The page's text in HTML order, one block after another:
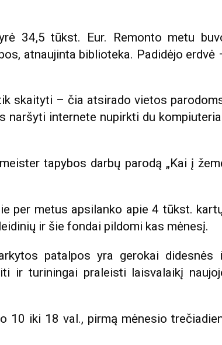
34,5 tūkst. Eur. Remonto metu
atnaujinta biblioteka. Padidėjo erdvė
skaityti – čia atsirado vietos
naršyti internete nupirkti du
tapybos darbų parodą „Kai į
per metus apsilanko apie 4 tūkst.
ir šie fondai pildomi kas mėnesį.
patalpos yra gerokai didesnės
ir turiningai praleisti laisvalaikį
10 iki 18 val., pirmą mėnesio